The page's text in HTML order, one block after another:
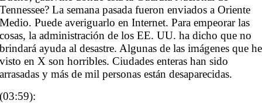
Tennessee? La semana pasada fueron enviados a Oriente
Medio. Puede averiguarlo en Internet. Para empeorar las
cosas, la administración de los EE. UU. ha dicho que no
brindará ayuda al desastre. Algunas de las imágenes que he
visto en X son horribles. Ciudades enteras han sido
arrasadas y más de mil personas están desaparecidas.
(03:59):